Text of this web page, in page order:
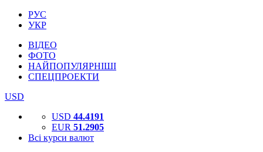
РУС
УКР
ВІДЕО
ФОТО
НАЙПОПУЛЯРНІШІ
СПЕЦПРОЕКТИ
USD
USD 44.4191
EUR 51.2905
Всі курси валют